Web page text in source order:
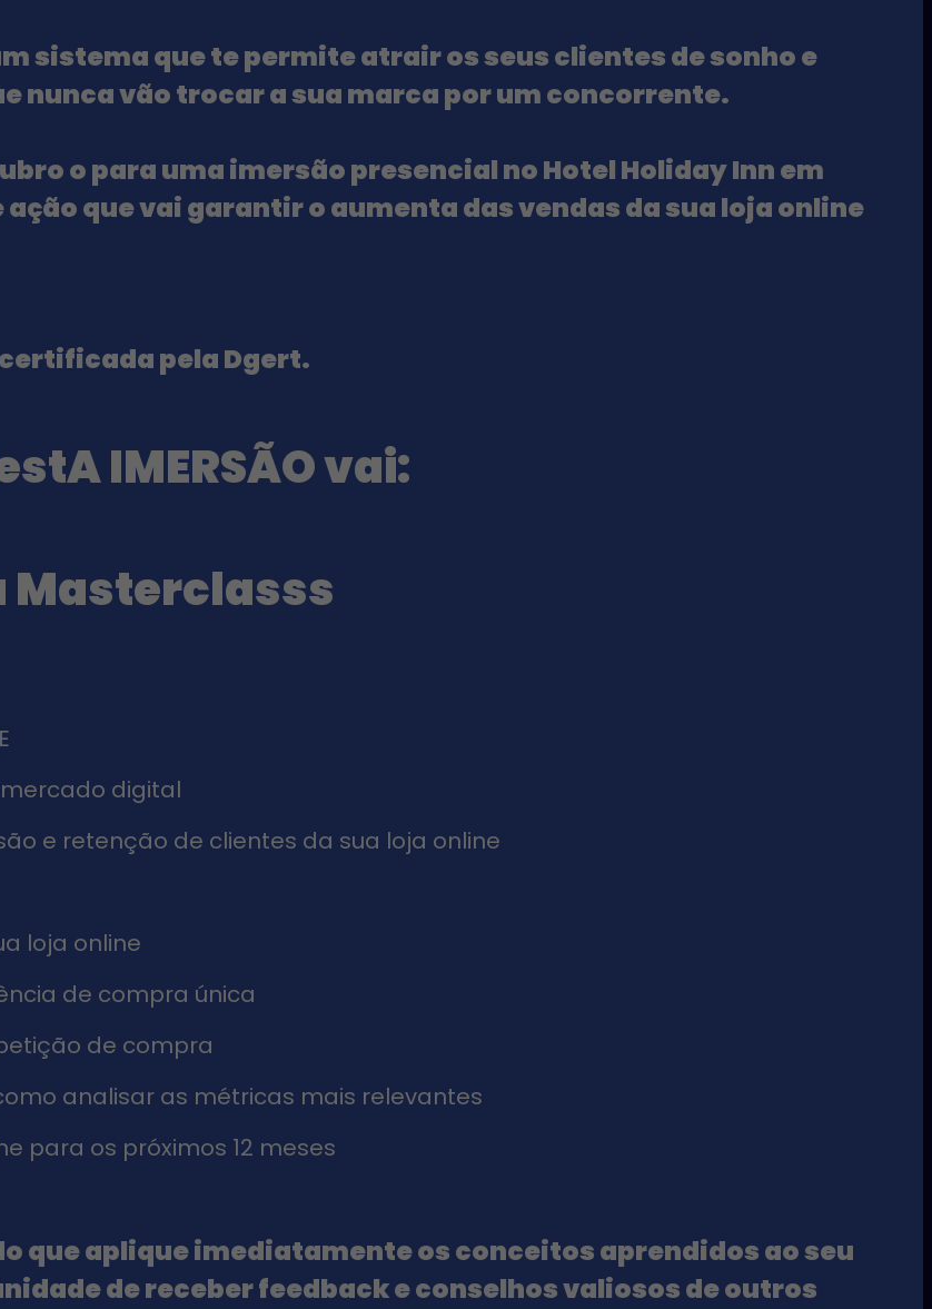
sistema que te permite atrair os seus clientes de sonho e
nunca vão trocar a sua marca por um concorrente.
o para uma imersão presencial no Hotel Holiday Inn em
que vai garantir o aumenta das vendas da sua loja online
pela Dgert.
IMERSÃO vai:
Masterclasss
digital
e retenção de clientes da sua loja online
loja online
de compra única
de compra
analisar as métricas mais relevantes
para os próximos 12 meses
que aplique imediatamente os conceitos aprendidos ao seu
de receber feedback e conselhos valiosos de outros